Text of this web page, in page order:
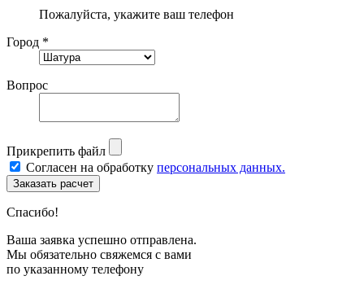
Пожалуйста, укажите ваш телефон
Город *
Вопрос
Прикрепить файл
Согласен на обработку персональных данных.
Спасибо!
Ваша заявка успешно отправлена.
Мы обязательно свяжемся с вами
по указанному телефону